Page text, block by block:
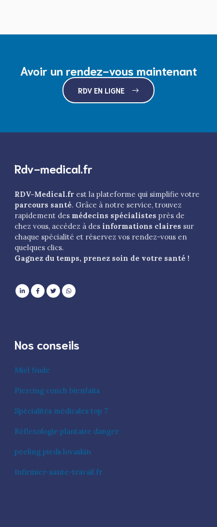
Avoir un rendez-vous maintenant
RDV EN LIGNE
Rdv-medical.fr
RDV-Medical.fr est la plateforme qui simplifie votre
parcours santé. Grâce à notre service, trouvez
rapidement des médecins spécialistes près de
chez vous, accédez à des informations claires sur
chaque spécialité et réservez vos rendez-vous en
quelques clics.
Gagnez du temps, prenez soin de votre santé !
Nos conseils
Miel Nude
Piercing conch bienfaits
Spécialités médicales top 7
Réflexologie plantaire danger
peeling pieds lovaskin
Infirmier-sante-travail.fr